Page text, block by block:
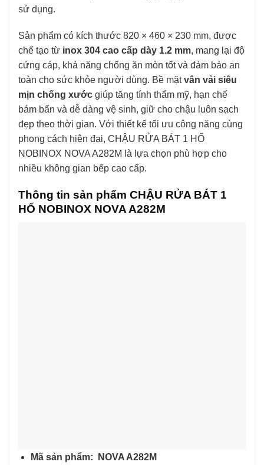
sử dụng.
Sản phẩm có kích thước 820 × 460 × 230 mm, được
chế tạo từ inox 304 cao cấp dày 1.2 mm, mang lại độ
cứng cáp, khả năng chống ăn mòn tốt và đảm bảo an
toàn cho sức khỏe người dùng. Bề mặtvân vải siêu
mịn chống xước giúp tăng tính thẩm mỹ, hạn chế
bám bẩn và dễ dàng vệ sinh, giữ cho chậu luôn sạch
đẹp theo thời gian. Với thiết kế tối ưu công năng cùng
phong cách hiện đại, CHẬU RỬA BÁT 1 HỐ
NOBINOX NOVA A282M là lựa chọn phù hợp cho
nhiều không gian bếp cao cấp.
Thông tin sản phẩm CHẬU RỬA BÁT 1
HỐ NOBINOX NOVA A282M
Mã sản phẩm: NOVA A282M